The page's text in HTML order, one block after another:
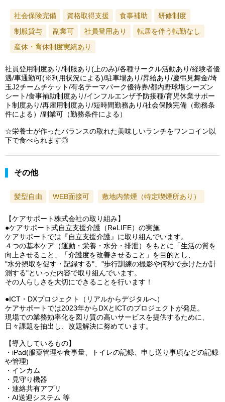
社会保険完備 資格取得支援 食事補助
研修制度
制服貸与
副業可 社員登用あり
転居を伴う転勤なし
産休・育休制度実績あり
社員登用制度あり/制服あり(上のみ)/各種サークル活動あり/経験者優
遇/車通勤可(※利用状況による)/駐車場あり/昇給あり/慶弔見舞金/埼
玉J2チームチケット/有名テーマパーク優待券/都内野球場シーズン
シート/食事補助制度あり/インフルエンザ予防接種/育児休業サポー
ト制度あり/再雇用制度あり/短時間勤務あり/社会保険完備（勤務条
件による）/副業可（勤務条件による）
☆栄養士が作ったバランスの取れた美味しいランチをワンコイン以
下で食べられます◎
その他
髪型自由 WEB面接可 敷地内禁煙（特定喫煙所あり）
【ケアサポート株式会社の取り組み】
●ケアサポート式自立支援介護（ReLIFE）の実施
ケアサポートでは『自立支援介護』に取り組んでいます。
４つの基本ケア（運動・栄養・水分・排泄）をもとに「生活の質を
向上させること」「介護度を改善させること」を目的とし、
"水分摂取を促す・記録する"、"歩行訓練の撮影や何秒で歩けたか計
測する"といった内容で取り組んでいます。
その人らしさを大切にできることを行います！
●ICT・DXプロジェクト（リアルからデジタルへ）
ケアサポートでは2023年からDXとICTのプロジェクトが発足。
現場での業務効率化を図り質の高いサービスを提供するために、
日々課題を抽出し、改題解決に努めています。
【導入しているもの】
・iPad(服薬管理や食事量、トイレの記録、申し送り事項などの記録
や管理)
・インカム
・見守り機器
・連絡共有アプリ
・AI送迎システム 等